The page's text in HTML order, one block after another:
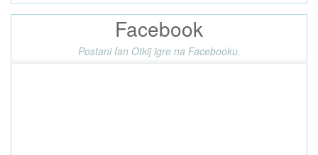
Facebook
Postani fan Otkij igre na Facebooku.